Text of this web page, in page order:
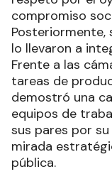
compromiso
Posteriormente,
lo llevaron a
Frente a las
tareas de
demostró una
equipos de
sus pares por
mirada
pública.